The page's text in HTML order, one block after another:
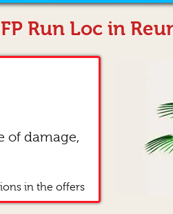
Run Loc in
of damage,
in the offers